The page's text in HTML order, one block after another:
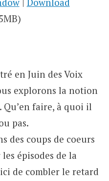
en Juin des Voix
explorons la notion
Qu’en faire, à quoi il
pas.
des coups de coeurs
épisodes de la
de combler le retard